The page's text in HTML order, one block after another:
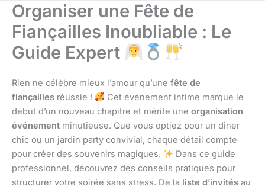
Organiser une Fête de
Fiançailles Inoubliable : Le
Guide Expert
Rien ne célèbre mieux l’amour qu’une fête de
fiançailles réussie !
Cet événement intime marque le
début d’un nouveau chapitre et mérite une organisation
événement minutieuse. Que vous optiez pour un dîner
chic ou un jardin party convivial, chaque détail compte
pour créer des souvenirs magiques.
Dans ce guide
professionnel, découvrez des conseils pratiques pour
structurer votre soirée sans stress. De la liste d’invités au